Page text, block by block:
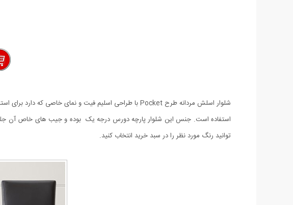
توانید رنگ مورد نظر را در سبد خرید انتخاب کنید.